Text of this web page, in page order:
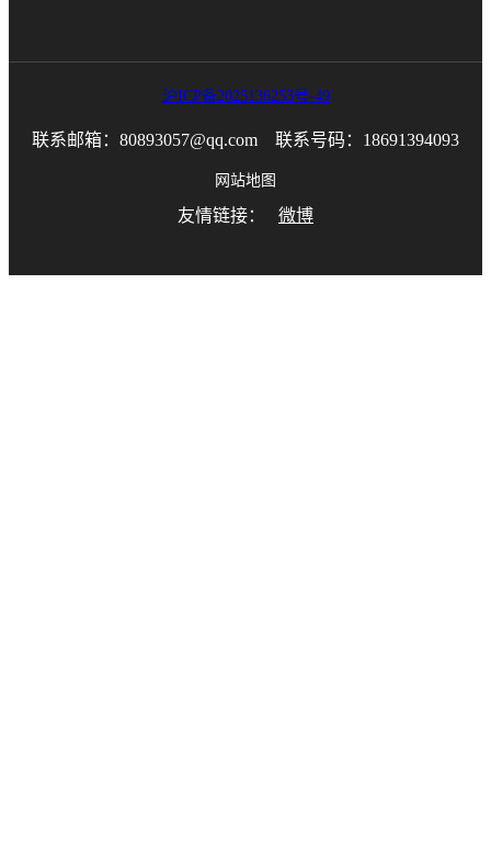
沪ICP备2025136253号-49
联系邮箱：80893057@qq.com 联系号码：18691394093
网站地图
友情链接： 微博